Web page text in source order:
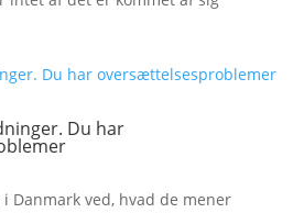
Du har
Danmark ved, hvad de mener